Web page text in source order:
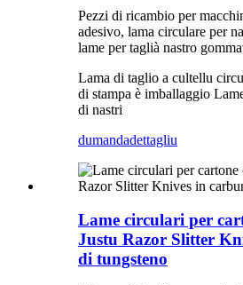
Pezzi di ricambio per
adesivo, lama circulare per
lame per taglià nastro
Lama di taglio a cultellu
di stampa è imballaggio
di nastri
dumandadettagliu
Lame circulari per
Justu Razor Slitter
di tungsteno